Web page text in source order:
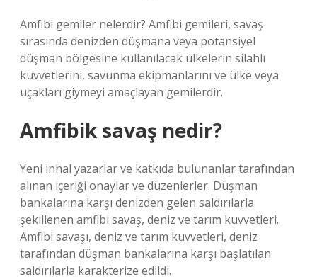
Amfibi gemiler nelerdir? Amfibi gemileri, savaş
sırasında denizden düşmana veya potansiyel
düşman bölgesine kullanılacak ülkelerin silahlı
kuvvetlerini, savunma ekipmanlarını ve ülke veya
uçakları giymeyi amaçlayan gemilerdir.
Amfibik savaş nedir?
Yeni inhal yazarlar ve katkıda bulunanlar tarafından
alınan içeriği onaylar ve düzenlerler. Düşman
bankalarına karşı denizden gelen saldırılarla
şekillenen amfibi savaş, deniz ve tarım kuvvetleri.
Amfibi savaşı, deniz ve tarım kuvvetleri, deniz
tarafından düşman bankalarına karşı başlatılan
saldırılarla karakterize edildi.